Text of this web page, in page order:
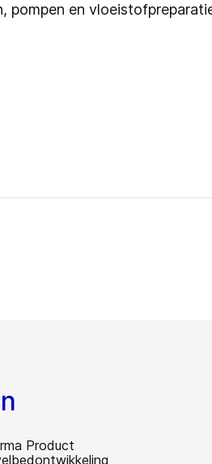
pompen en